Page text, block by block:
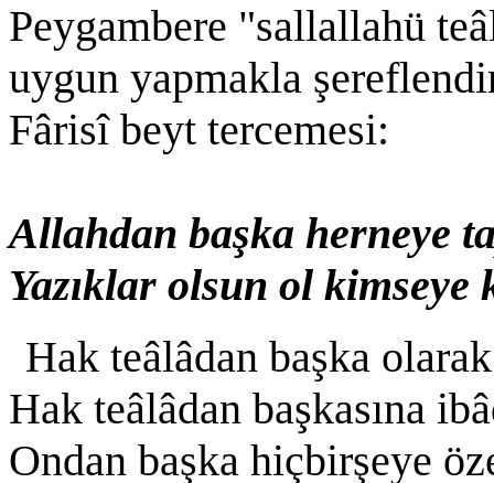
Peygambere "sallallahü
uygun yapmakla
Fârisî beyt tercemesi:
Allahdan başka herneye
Yazıklar olsun ol
Hak teâlâdan başka
Hak teâlâdan başkasına
Ondan başka hiçbirşeye